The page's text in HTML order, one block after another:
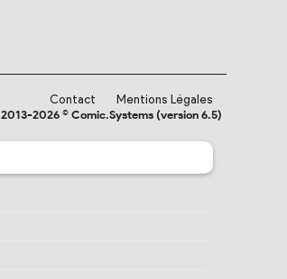
Contact
Mentions Légales
2013-2026 © Comic.Systems (version 6.5)